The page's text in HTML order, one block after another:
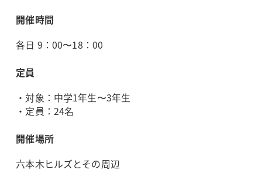
開催時間
各日 9：00〜18：00
定員
・対象：中学1年生〜3年生
・定員：24名
開催場所
六本木ヒルズとその周辺